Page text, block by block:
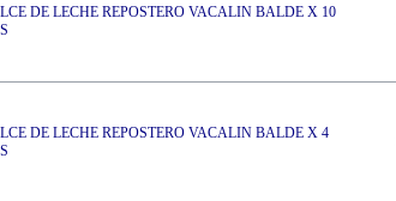
DE LECHE REPOSTERO VACALIN BALDE X 10
DE LECHE REPOSTERO VACALIN BALDE X 4